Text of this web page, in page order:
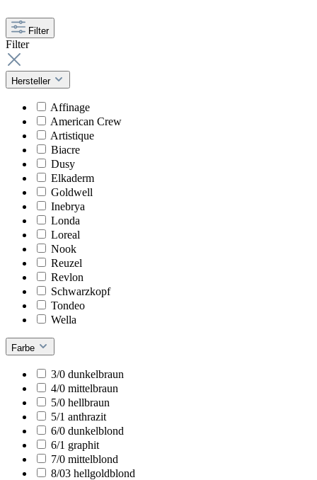
Filter
Filter
Hersteller
Affinage
American Crew
Artistique
Biacre
Dusy
Elkaderm
Goldwell
Inebrya
Londa
Loreal
Nook
Reuzel
Revlon
Schwarzkopf
Tondeo
Wella
Farbe
3/0 dunkelbraun
4/0 mittelbraun
5/0 hellbraun
5/1 anthrazit
6/0 dunkelblond
6/1 graphit
7/0 mittelblond
8/03 hellgoldblond